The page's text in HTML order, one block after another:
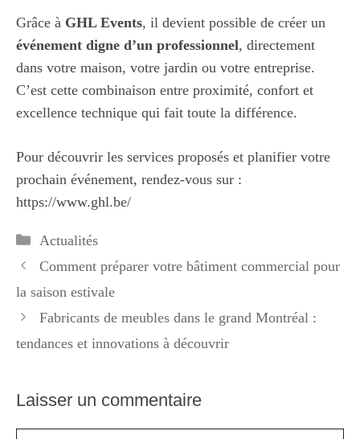
Grâce à GHL Events, il devient possible de créer un
événement digne d’un professionnel, directement
dans votre maison, votre jardin ou votre entreprise.
C’est cette combinaison entre proximité, confort et
excellence technique qui fait toute la différence.
Pour découvrir les services proposés et planifier votre
prochain événement, rendez-vous sur :
https://www.ghl.be/
Catégories
Actualités
Comment préparer votre bâtiment commercial pour
la saison estivale
Fabricants de meubles dans le grand Montréal :
tendances et innovations à découvrir
Laisser un commentaire